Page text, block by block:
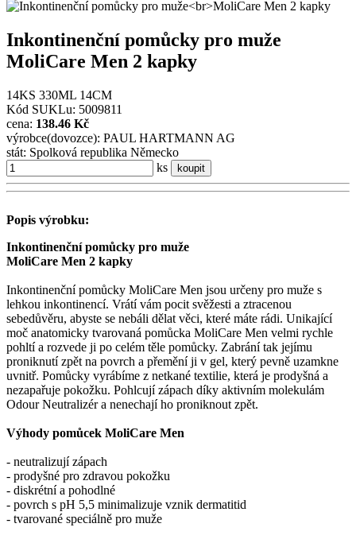
Inkontinenční pomůcky pro muže
MoliCare Men 2 kapky
14KS 330ML 14CM
Kód SUKLu: 5009811
cena: 138.46 Kč
výrobce(dovozce): PAUL HARTMANN AG
stát: Spolková republika Německo
ks
koupit
Popis výrobku:
Inkontinenční pomůcky pro muže
MoliCare Men 2 kapky
Inkontinenční pomůcky MoliCare Men jsou určeny pro muže s
lehkou inkontinencí. Vrátí vám pocit svěžesti a ztracenou
sebedůvěru, abyste se nebáli dělat věci, které máte rádi. Unikající
moč anatomicky tvarovaná pomůcka MoliCare Men velmi rychle
pohltí a rozvede ji po celém těle pomůcky. Zabrání tak jejímu
proniknutí zpět na povrch a přemění ji v gel, který pevně uzamkne
uvnitř. Pomůcky vyrábíme z netkané textilie, která je prodyšná a
nezapařuje pokožku. Pohlcují zápach díky aktivním molekulám
Odour Neutralizér a nenechají ho proniknout zpět.
Výhody pomůcek MoliCare Men
- neutralizují zápach
- prodyšné pro zdravou pokožku
- diskrétní a pohodlné
- povrch s pH 5,5 minimalizuje vznik dermatitid
- tvarované speciálně pro muže